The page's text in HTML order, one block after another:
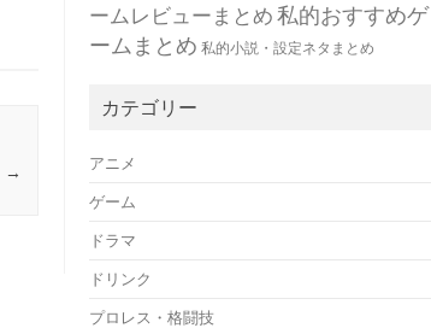
→
ームレビューまとめ 私的おすすめゲ
ームまとめ 私的小説・設定ネタまとめ
カテゴリー
アニメ
ゲーム
ドラマ
ドリンク
プロレス・格闘技